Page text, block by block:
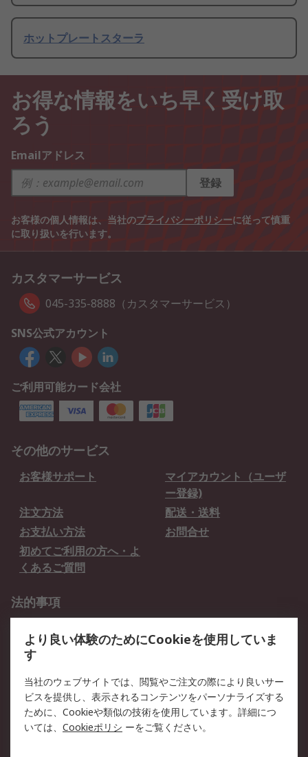
ホットプレートスターラ
お得な情報をいち早く受け取
ろう
Emailアドレス
登録
お客様の個人情報は、当社のプライバシーポリシーに従って慎重
に取り扱いを行います。
カスタマーサービス
045-335-8888（カスタマーサービス）
SNS公式アカウント
ご利用可能カード会社
その他のサービス
お客様サポート
マイアカウント（ユーザ
ー登録)
注文方法
配送・送料
お支払い方法
お問合せ
初めてご利用の方へ・よ
くあるご質問
法的事項
クッキーポリシー
RSについて
会社概要
採用情報
プレスリリース＆お知ら
コーポレートサイト
より良い体験のためにCookieを使用していま
す
当社のウェブサイトでは、閲覧やご注文の際により良いサー
ビスを提供し、表示されるコンテンツをパーソナライズする
ために、Cookieや類似の技術を使用しています。詳細につ
いては、 Cookieポリシ ーをご覧ください。